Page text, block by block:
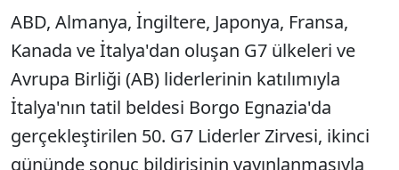
ABD, Almanya, İngiltere, Japonya, Fransa,
Kanada ve İtalya'dan oluşan G7 ülkeleri ve
Avrupa Birliği (AB) liderlerinin katılımıyla
İtalya'nın tatil beldesi Borgo Egnazia'da
gerçekleştirilen 50. G7 Liderler Zirvesi, ikinci
gününde sonuç bildirisinin yayınlanmasıyla